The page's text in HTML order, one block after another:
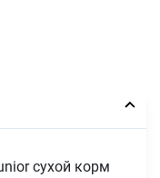
сухой корм